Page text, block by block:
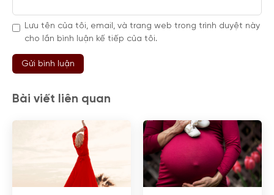
Lưu tên của tôi, email, và trang web trong trình duyệt này
cho lần bình luận kế tiếp của tôi.
Bài viết liên quan